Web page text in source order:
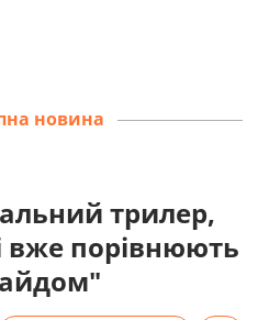
новина
трилер,
вже порівнюють